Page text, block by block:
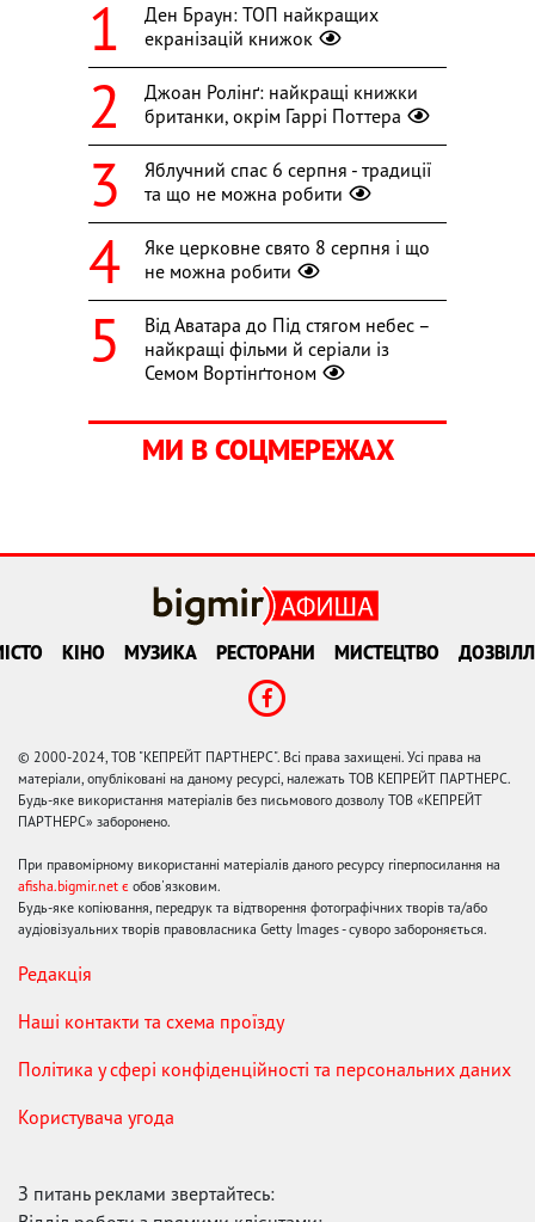
Ден Браун: ТОП найкращих
екранізацій книжок
Джоан Ролінґ: найкращі книжки
британки, окрім Гаррі Поттера
Яблучний спас 6 серпня - традиції
та що не можна робити
Яке церковне свято 8 серпня і що
не можна робити
Від Аватара до Під стягом небес –
найкращі фільми й серіали із
Семом Вортінґтоном
МИ В СОЦМЕРЕЖАХ
КІНО МУЗИКА РЕСТОРАНИ МИСТЕЦТВО
© 2000-2024, ТОВ "КЕПРЕЙТ ПАРТНЕРС". Всі права захищені. Усі права на
матеріали, опубліковані на даному ресурсі, належать ТОВ КЕПРЕЙТ ПАРТНЕРС.
Будь-яке використання матеріалів без письмового дозволу ТОВ «КЕПРЕЙТ
ПАРТНЕРС» заборонено.
При правомірному використанні матеріалів даного ресурсу гіперпосилання на
afisha.bigmir.net є обов'язковим.
Будь-яке копіювання, передрук та відтворення фотографічних творів та/або
аудіовізуальних творів правовласника Getty Images - суворо забороняється.
Редакція
Наші контакти та схема проїзду
Політика у сфері конфіденційності та персональних даних
Користувача угода
З питань реклами звертайтесь: